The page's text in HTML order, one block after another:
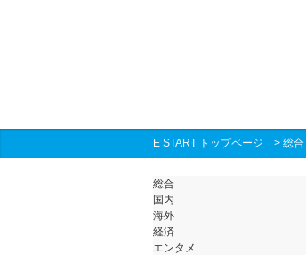
E START トップページ > 総合
総合
国内
海外
経済
エンタメ